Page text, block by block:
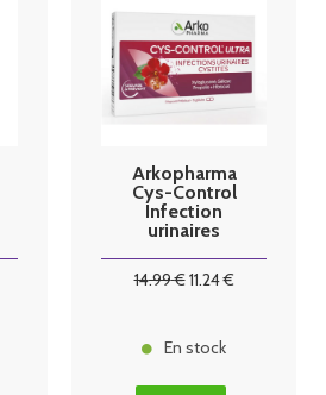
Arkopharma
Cys-Control
Infection
urinaires
14.99€11.24€
En stock